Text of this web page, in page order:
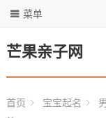
芒果亲子网
菜单
首页 宝宝起名